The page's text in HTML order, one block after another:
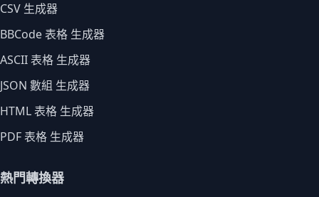
CSV 生成器
BBCode 表格 生成器
ASCII 表格 生成器
JSON 數組 生成器
HTML 表格 生成器
PDF 表格 生成器
熱門轉換器